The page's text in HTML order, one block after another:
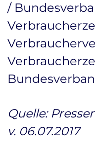
/
Quelle:
v. 06.07.2017